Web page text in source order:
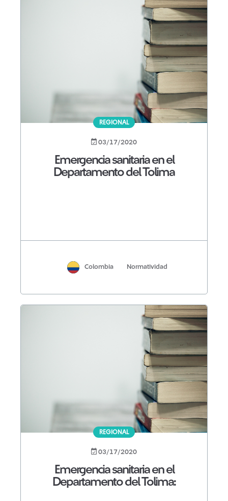
REGIONAL
03/17/2020
Emergencia sanitaria en el
Departamento del Tolima
Colombia Normatividad
REGIONAL
03/17/2020
Emergencia sanitaria en el
Departamento del Tolima: